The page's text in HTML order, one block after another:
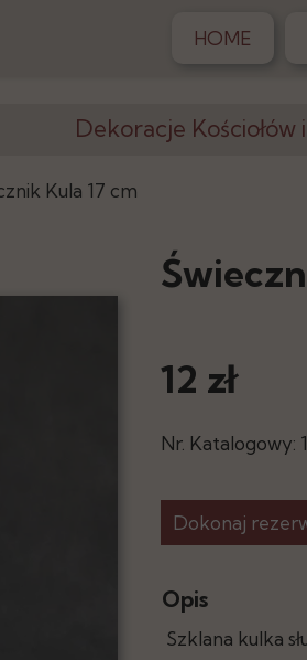
Dekoracje Kościołów
Krzesła, Klęczniki
Stojaki, Wazony
Elementy Dekoracji
Kula 17 cm
HOME
12 zł
Nr. Katalogowy:
Dokonaj
Opis
Szklana kulka